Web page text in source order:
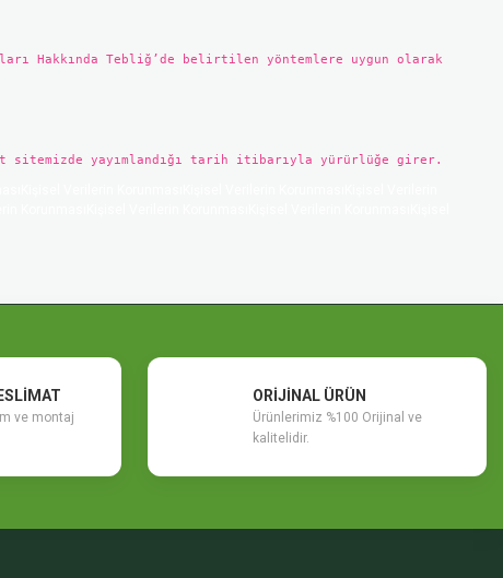
Hakkında Tebliğ’de belirtilen yöntemlere uygun olarak
sitemizde yayımlandığı tarih itibarıyla yürürlüğe girer.
ve montaj
ORİJİNAL ÜRÜN
Ürünlerimiz %100 Orijinal ve
kalitelidir.